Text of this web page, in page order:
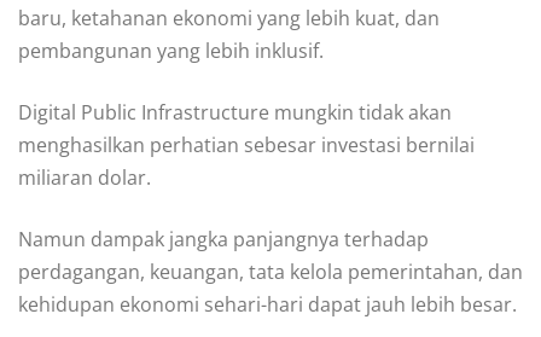
baru, ketahanan ekonomi yang lebih kuat, dan
pembangunan yang lebih inklusif.
Digital Public Infrastructure mungkin tidak akan
menghasilkan perhatian sebesar investasi bernilai
miliaran dolar.
Namun dampak jangka panjangnya terhadap
perdagangan, keuangan, tata kelola pemerintahan, dan
kehidupan ekonomi sehari-hari dapat jauh lebih besar.